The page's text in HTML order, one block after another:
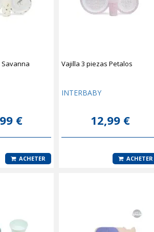
€
ACHETER
Vajilla 3 piezas Petalos
INTERBABY
12,99 €
ACHETER